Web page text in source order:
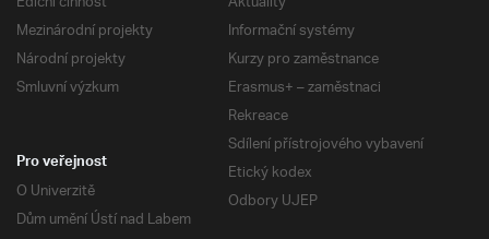
Mezinárodní projekty
Národní projekty
Smluvní výzkum
Informační systémy
Kurzy pro zaměstnance
Erasmus+ – zaměstnaci
Rekreace
Sdílení přístrojového vybavení
Etický kodex
Odbory UJEP
Pro veřejnost
O Univerzitě
Dům umění Ústí nad Labem